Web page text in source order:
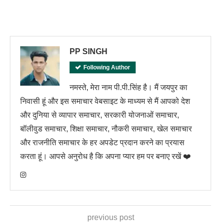
PP SINGH
Following Author
नमस्ते, मेरा नाम पी.पी.सिंह है। मैं जयपुर का
निवासी हूं और इस समाचार वेबसाइट के माध्यम से मैं आपको देश
और दुनिया से व्यापार समाचार, सरकारी योजनाओं समाचार,
बॉलीवुड समाचार, शिक्षा समाचार, नौकरी समाचार, खेल समाचार
और राजनीति समाचार के हर अपडेट प्रदान करने का प्रयास
करता हूं। आपसे अनुरोध है कि अपना प्यार हम पर बनाए रखें ❤️
previous post